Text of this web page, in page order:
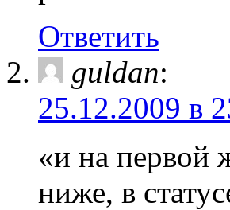
Ответить
guldan:
25.12.2009 в
«и на первой
ниже, в